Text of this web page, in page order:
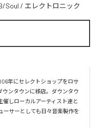
Soul / エレクトロニック
年にセレクトショップをロサ
ウンタウンに移店。ダウンタウ
しローカルアーティスト達と
ーサーとしても日々音楽製作を